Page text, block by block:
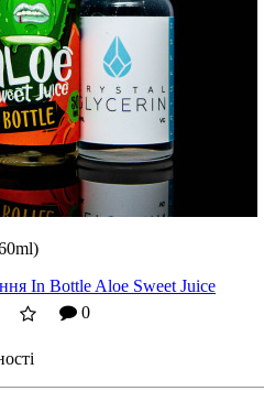
In Bottle Aloe Sweet Juice
0